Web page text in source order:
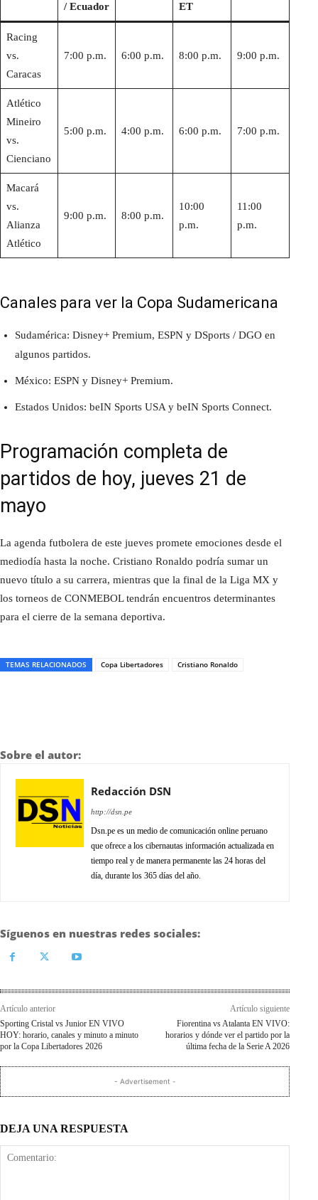
/ Ecuador
ET
Racing
vs.
Caracas
7:00 p.m. 6:00 p.m. 8:00 p.m. 9:00 p.m.
Atlético
Mineiro
vs.
Cienciano
5:00 p.m. 4:00 p.m. 6:00 p.m. 7:00 p.m.
Macará
vs.
Alianza
Atlético
9:00 p.m. 8:00 p.m.
10:00
p.m.
11:00
p.m.
Canales para ver la Copa Sudamericana
Sudamérica: Disney+ Premium, ESPN y DSports / DGO en
algunos partidos.
México: ESPN y Disney+ Premium.
Estados Unidos: beIN Sports USA y beIN Sports Connect.
Programación completa de
partidos de hoy, jueves 21 de
mayo
La agenda futbolera de este jueves promete emociones desde el
mediodía hasta la noche. Cristiano Ronaldo podría sumar un
nuevo título a su carrera, mientras que la final de la Liga MX y
los torneos de CONMEBOL tendrán encuentros determinantes
para el cierre de la semana deportiva.
TEMAS RELACIONADOS Copa Libertadores Cristiano Ronaldo
Sobre el autor:
Redacción DSN
http://dsn.pe
Dsn.pe es un medio de comunicación online peruano
que ofrece a los cibernautas información actualizada en
tiempo real y de manera permanente las 24 horas del
día, durante los 365 días del año.
Síguenos en nuestras redes sociales:
Artículo anterior
Sporting Cristal vs Junior EN VIVO
HOY: horario, canales y minuto a minuto
por la Copa Libertadores 2026
Artículo siguiente
Fiorentina vs Atalanta EN VIVO:
horarios y dónde ver el partido por la
última fecha de la Serie A 2026
- Advertisement -
DEJA UNA RESPUESTA